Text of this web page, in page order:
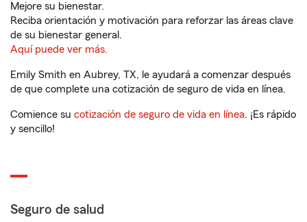
Mejore su bienestar.
Reciba orientación y motivación para reforzar las áreas clave
de su bienestar general.
Aquí puede ver más.
Emily Smith en Aubrey, TX, le ayudará a comenzar después
de que complete una cotización de seguro de vida en línea.
Comience su cotización de seguro de vida en línea. ¡Es rápido
y sencillo!
Seguro de salud